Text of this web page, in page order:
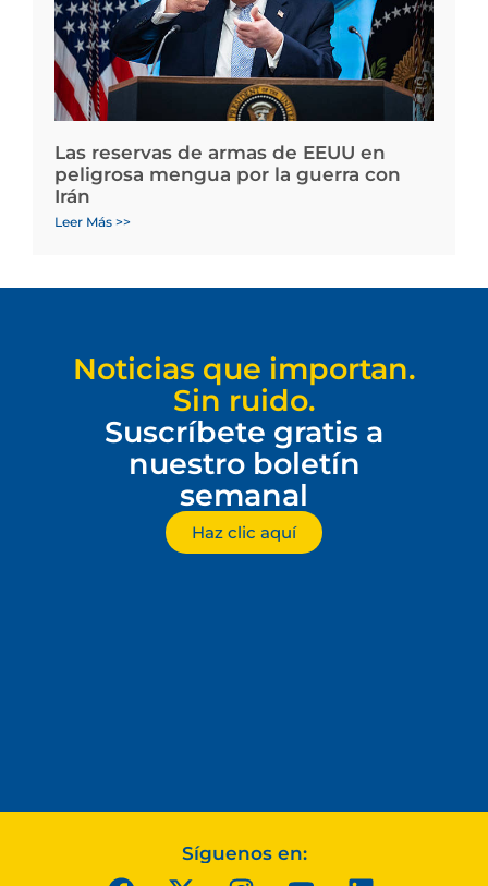
Las reservas de armas de EEUU en
peligrosa mengua por la guerra con
Irán
Leer Más >>
Noticias que importan.
Sin ruido.
Suscríbete gratis a
nuestro boletín
semanal
Haz clic aquí
Síguenos en: